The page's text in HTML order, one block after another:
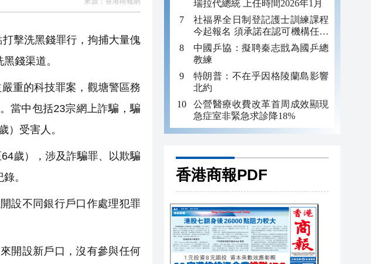
擊洗黑錢罪行，拘捕大量傀
錢渠道。
重的科技罪案，觀塘警區務
當中包括23宗網上詐騙，騙
） 受害人。
歲）
，涉及詐騙罪、以欺騙
。
設不同銀行戶口作處理犯罪
開設新戶口，沒有參與任何
瑞拉代總統 上任時間2026年1月
社福界全日制登記護士訓練課程
今起報名 須承諾在認可機構任職
至少三年
中國乒協：擬聘秦志戩為國乒總
教練
特朗普：不在乎因格陵蘭島影響
北約
公營醫療收費改革首周成效顯現
急症室非緊急求診降18%
香港商報PDF